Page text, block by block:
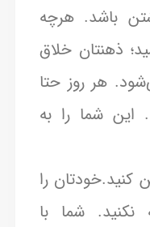
باشد. هرچه
ذهنتان خلاق
هر روز حتا
شما را به
کنید.خودتان را
نکنید. شما با